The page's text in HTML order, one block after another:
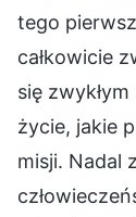
tego
całkowicie
się
życie, jakie
misji. Nadal